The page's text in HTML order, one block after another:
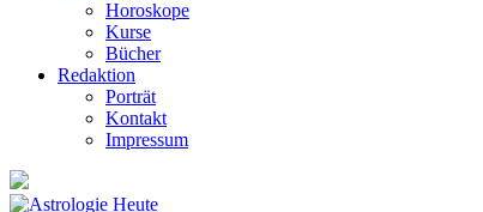
Horoskope
Kurse
Bücher
Redaktion
Porträt
Kontakt
Impressum